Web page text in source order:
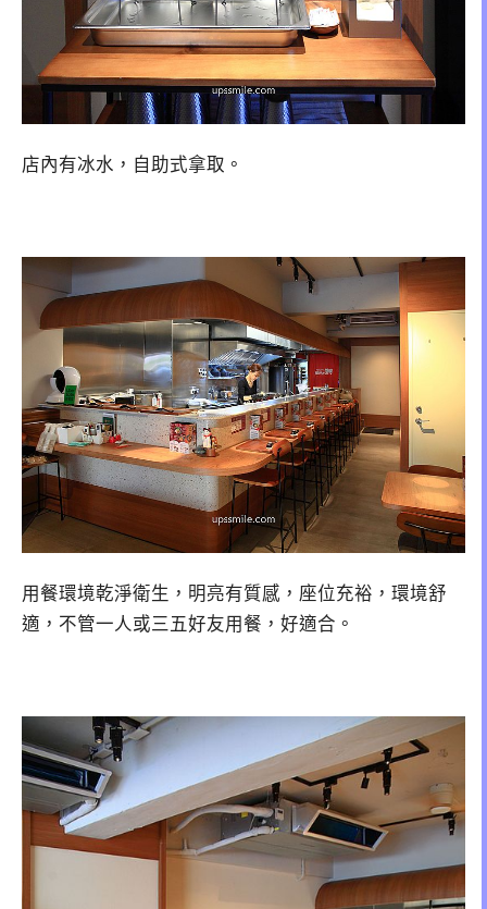
店內有冰水，自助式拿取。
用餐環境乾淨衛生，明亮有質感，座位充裕，環境舒
適，不管一人或三五好友用餐，好適合。